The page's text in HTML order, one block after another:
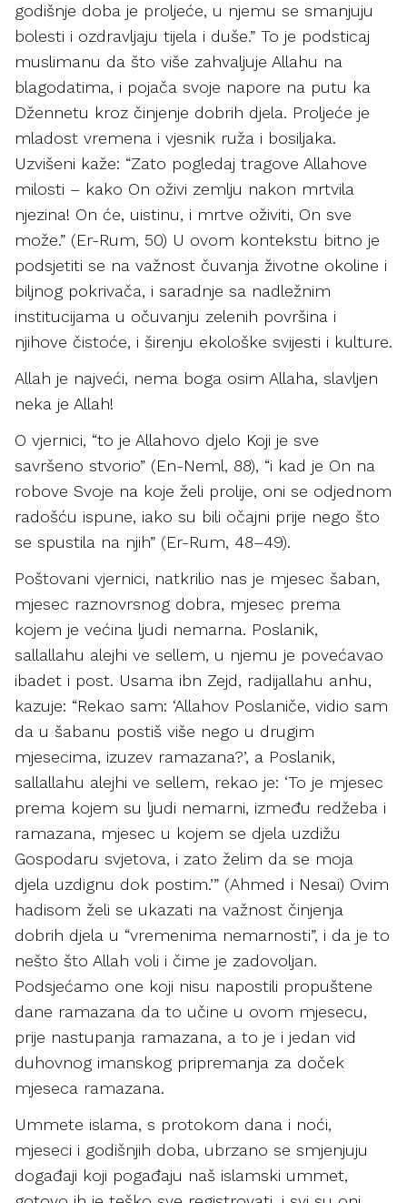
godišnje doba je proljeće, u njemu se smanjuju
bolesti i ozdravljaju tijela i duše.” To je podsticaj
muslimanu da što više zahvaljuje Allahu na
blagodatima, i pojača svoje napore na putu ka
Džennetu kroz činjenje dobrih djela. Proljeće je
mladost vremena i vjesnik ruža i bosiljaka.
Uzvišeni kaže: “Zato pogledaj tragove Allahove
milosti – kako On oživi zemlju nakon mrtvila
njezina! On će, uistinu, i mrtve oživiti, On sve
može.” (Er-Rum, 50) U ovom kontekstu bitno je
podsjetiti se na važnost čuvanja životne okoline i
biljnog pokrivača, i saradnje sa nadležnim
institucijama u očuvanju zelenih površina i
njihove čistoće, i širenju ekološke svijesti i kulture.
Allah je najveći, nema boga osim Allaha, slavljen
neka je Allah!
O vjernici, “to je Allahovo djelo Koji je sve
savršeno stvorio” (En-Neml, 88), “i kad je On na
robove Svoje na koje želi prolije, oni se odjednom
radošću ispune, iako su bili očajni prije nego što
se spustila na njih” (Er-Rum, 48–49).
Poštovani vjernici, natkrilio nas je mjesec šaban,
mjesec raznovrsnog dobra, mjesec prema
kojem je većina ljudi nemarna. Poslanik,
sallallahu alejhi ve sellem, u njemu je povećavao
ibadet i post. Usama ibn Zejd, radijallahu anhu,
kazuje: “Rekao sam: ‘Allahov Poslaniče, vidio sam
da u šabanu postiš više nego u drugim
mjesecima, izuzev ramazana?’, a Poslanik,
sallallahu alejhi ve sellem, rekao je: ‘To je mjesec
prema kojem su ljudi nemarni, između redžeba i
ramazana, mjesec u kojem se djela uzdižu
Gospodaru svjetova, i zato želim da se moja
djela uzdignu dok postim.’” (Ahmed i Nesai) Ovim
hadisom želi se ukazati na važnost činjenja
dobrih djela u “vremenima nemarnosti”, i da je to
nešto što Allah voli i čime je zadovoljan.
Podsjećamo one koji nisu napostili propuštene
dane ramazana da to učine u ovom mjesecu,
prije nastupanja ramazana, a to je i jedan vid
duhovnog imanskog pripremanja za doček
mjeseca ramazana.
Ummete islama, s protokom dana i noći,
mjeseci i godišnjih doba, ubrzano se smjenjuju
događaji koji pogađaju naš islamski ummet,